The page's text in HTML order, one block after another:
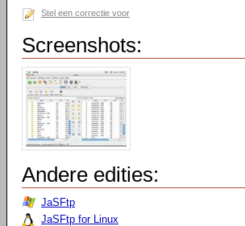
Stel een correctie voor
Screenshots:
Andere edities:
JaSFtp
JaSFtp for Linux